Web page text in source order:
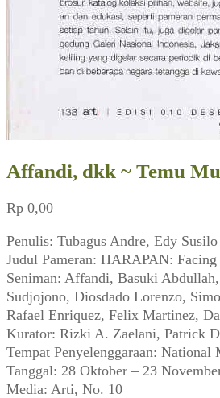
Affandi, dkk ~ Temu
Rp 0,00
Penulis: Tubagus Andre, Edy Susilo
Judul Pameran: HARAPAN:
Seniman: Affandi, Basuki
Sudjojono, Diosdado Lorenzo,
Rafael Enriquez, Felix Martinez,
Kurator: Rizki A. Zaelani, Patrick
Tempat Penyelenggaraan:
Tanggal: 28 Oktober – 23
Media: Arti, No. 10